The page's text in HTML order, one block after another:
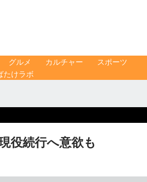
グルメ カルチャー
スポーツ
たけラボ
役続行へ意欲も